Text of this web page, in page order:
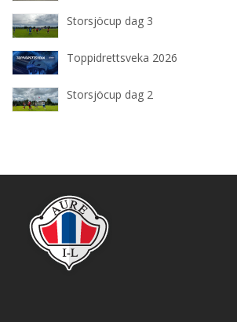
Storsjöcup dag 3
Toppidrettsveka 2026
Storsjöcup dag 2